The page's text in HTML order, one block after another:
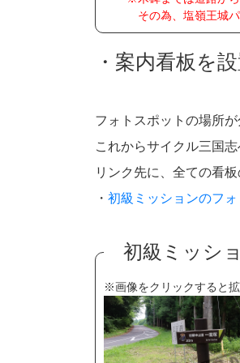
その為、塩嶺王城パー
・案内看板を
フォトスポットの場所
これからサイクル三国
リンク先に、全ての看
・ 初級ミッションのフ
初級ミッシ
※画像をクリックすると拡